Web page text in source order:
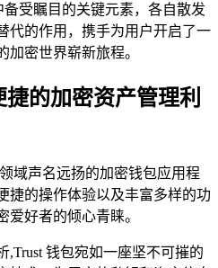
受瞩目的关键元素，各自散发
代的作用，携手为用户开启了一
加密世界崭新旅程。
的加密资产管理利
域声名远扬的加密钱包应用程
捷的操作体验以及丰富多样的功
爱好者的倾心青睐。
,Trust 钱包宛如一座坚不可摧的